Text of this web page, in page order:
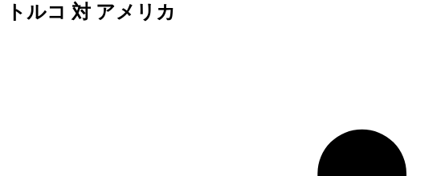
トルコ 対 アメリカ